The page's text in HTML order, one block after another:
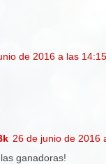
de 2016 a las 14:15
26 de junio de 2016
ganadoras!